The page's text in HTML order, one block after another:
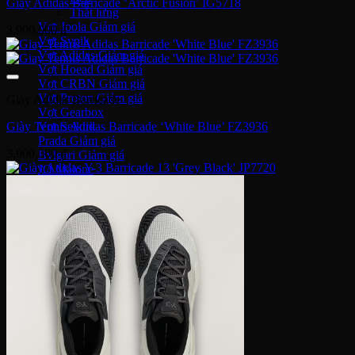
Thắt lưng
Vợt Joola
Vợt Sypik
Vợt Adidas
Vợt Hoead
Vợt CRBN
Vợt Proton
Vợt Gearbox
Vợt Selkirk
Prada
Bvlgari
JO Malone
Salvatore ferragamo
Kilian
Chanel
Dior
Lancome
Narciso
Tom Ford
Armani
Gucci
Kenzo
Giày Adidas Barricade ‘Arctic Fusion’ IG5718
3,900,000₫
Giày Adidas Barricade
Giày Tennis Adidas Barricade ‘White Blue’ FZ3936
3,900,000₫